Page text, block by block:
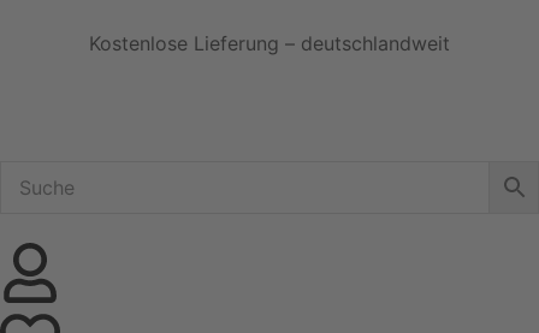
Kostenlose Lieferung – deutschlandweit